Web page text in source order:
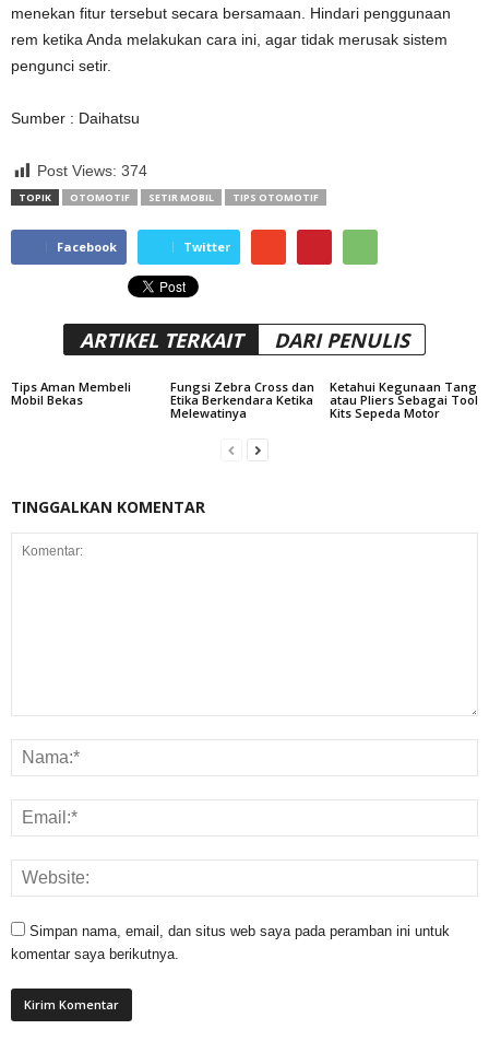
menekan fitur tersebut secara bersamaan. Hindari penggunaan
rem ketika Anda melakukan cara ini, agar tidak merusak sistem
pengunci setir.
Sumber : Daihatsu
Post Views: 374
TOPIK OTOMOTIF SETIR MOBIL TIPS OTOMOTIF
Facebook Twitter
ARTIKEL TERKAIT DARI PENULIS
Tips Aman Membeli
Mobil Bekas
Fungsi Zebra Cross dan
Etika Berkendara Ketika
Melewatinya
Ketahui Kegunaan Tang
atau Pliers Sebagai Tool
Kits Sepeda Motor
TINGGALKAN KOMENTAR
Simpan nama, email, dan situs web saya pada peramban ini untuk
komentar saya berikutnya.